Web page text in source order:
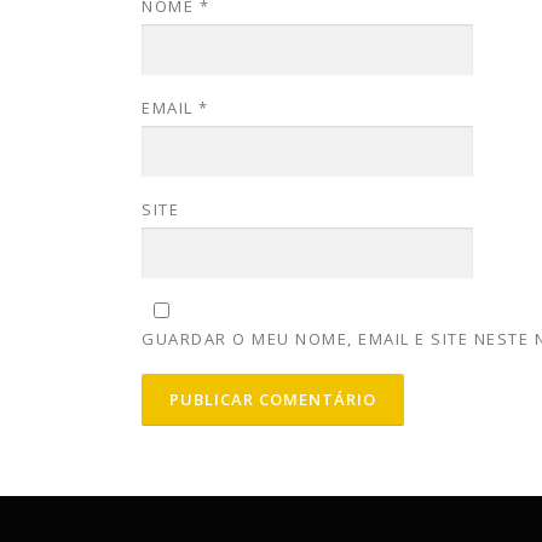
NOME *
EMAIL *
SITE
GUARDAR O MEU NOME, EMAIL E SITE NESTE